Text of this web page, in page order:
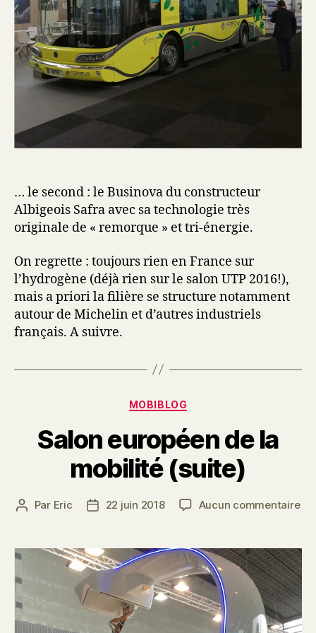
… le second : le Businova du constructeur
Albigeois Safra avec sa technologie très
originale de « remorque » et tri-énergie.
On regrette : toujours rien en France sur
l’hydrogène (déjà rien sur le salon UTP 2016!),
mais a priori la filière se structure notamment
autour de Michelin et d’autres industriels
français. A suivre.
Catégories
MOBIBLOG
Salon européen de la
mobilité (suite)
Auteur
Par Eric
Date22 juin 2018 Aucun commentairesur
de
la